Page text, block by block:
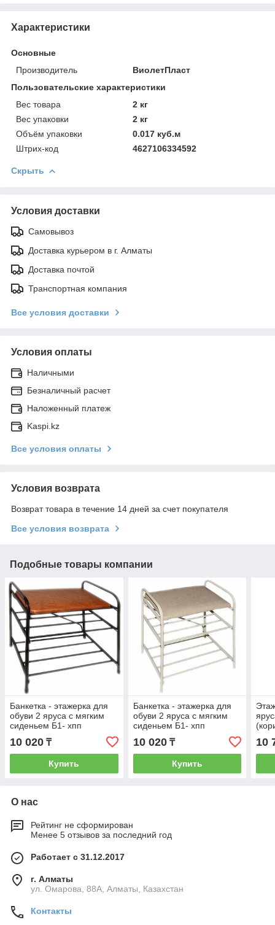
Характеристики
Основные
Производитель
ВиолетПласт
Пользовательские характеристики
Вес товара
2 кг
Вес упаковки
2 кг
Объём упаковки
0.017 куб.м
Штрих-код
4627106334592
Скрыть
Условия доставки
Самовывоз
Доставка курьером в г. Алматы
Доставка почтой
Транспортная компания
Все условия доставки
Условия оплаты
Наличными
Безналичный расчет
Наложенный платеж
Kaspi.kz
Все условия оплаты
Условия возврата
Возврат товара в течение 14 дней за счет покупателя
Все условия возврата
Подобные товары компании
Банкетка - этажерка для
обуви 2 яруса с мягким
сиденьем Б1- хпп
(коричневая) 600101
10 020 ₸
Купить
Банкетка - этажерка для
обуви 2 яруса с мягким
сиденьем Б1- хпп
(бежевая) 600102
10 020₸
Купить
10
О нас
Рейтинг не сформирован
Менее 5 отзывов за последний год
Работает с 31.12.2017
г. Алматы
ул. Омарова, 88А, Алматы, Казахстан
Контакты